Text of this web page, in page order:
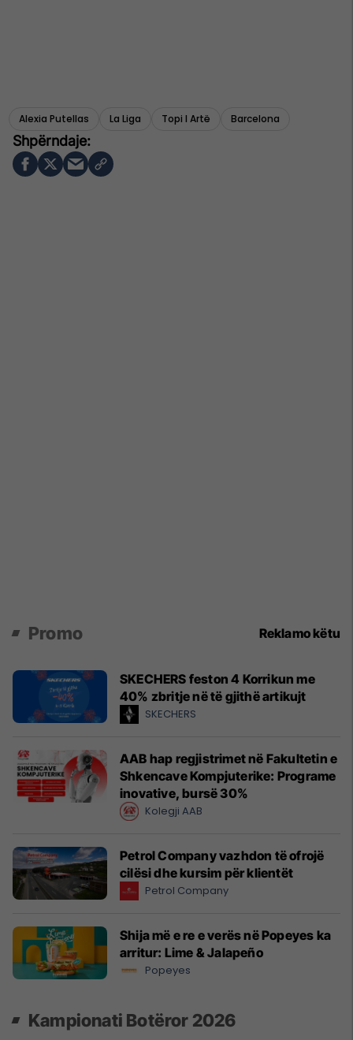
Alexia Putellas La Liga Topi I Artë Barcelona
Promo Reklamo këtu
SKECHERS feston 4 Korrikun me
40% zbritje në të gjithë artikujt
SKECHERS
AAB hap regjistrimet në Fakultetin e
Shkencave Kompjuterike: Programe
inovative, bursë 30%
Kolegji AAB
Petrol Company vazhdon të ofrojë
cilësi dhe kursim për klientët
Petrol Company
Shija më e re e verës në Popeyes ka
arritur: Lime & Jalapeño
Popeyes
Kampionati Botëror 2026